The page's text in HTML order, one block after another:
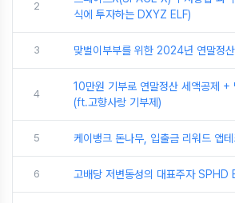
2
식에 투자하는 DXYZ ELF)
3 맞벌이부부를 위한 2024년 연말정
4
10만원 기부로 연말정산 세액공제 +
(ft.고향사랑 기부제)
5 케이뱅크 돈나무, 입출금 리워드 앱
6 고배당 저변동성의 대표주자 SPHD